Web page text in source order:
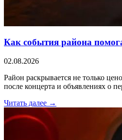
Как события района
02.08.2026
Район раскрывается не только
после концерта и объявлениях о
Читать далее →